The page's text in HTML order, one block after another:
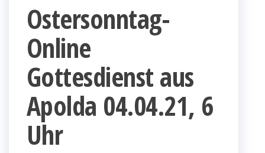
Ostersonntag-
Online
Gottesdienst aus
Apolda 04.04.21, 6
Uhr